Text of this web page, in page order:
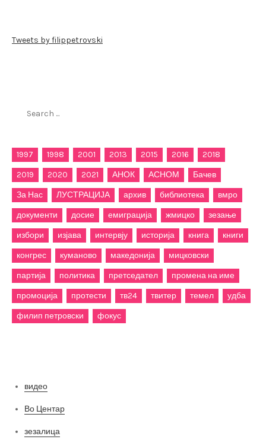
Tweets by filippetrovski
1997 1998 2001 2013 2015 2016
2018
2019
2020 2021 АНОК АСНОМ
Бачев
За Нас
ЛУСТРАЦИЈА архив библиотека
вмро
документи
досие емиграција жмицко
зезање
избори
изјава интервју историја книга
книги
конгрес
куманово македонија
мицковски
партија
политика претседател
промена на име
промоција
протести тв24 твитер темел
удба
филип петровски
фокус
видео
Во Центар
зезалица